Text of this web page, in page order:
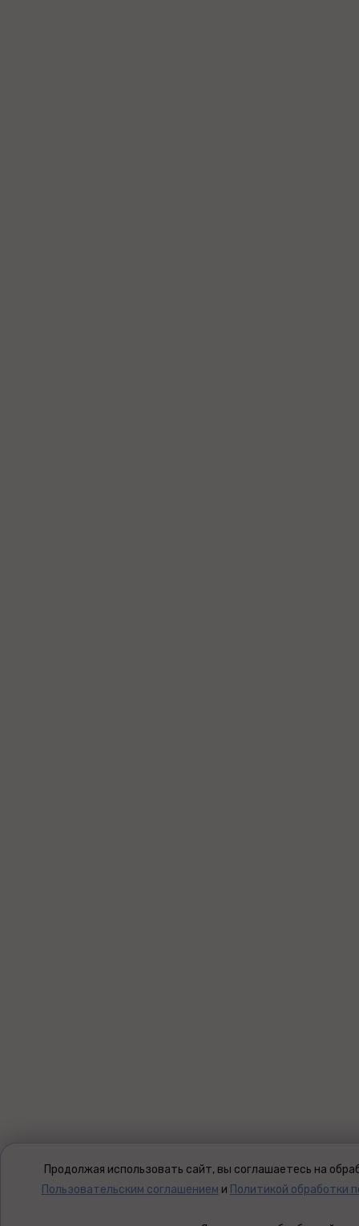
Продолжая использовать сайт, вы соглашаетесь на
Пользовательским соглашением и Политикой обработки